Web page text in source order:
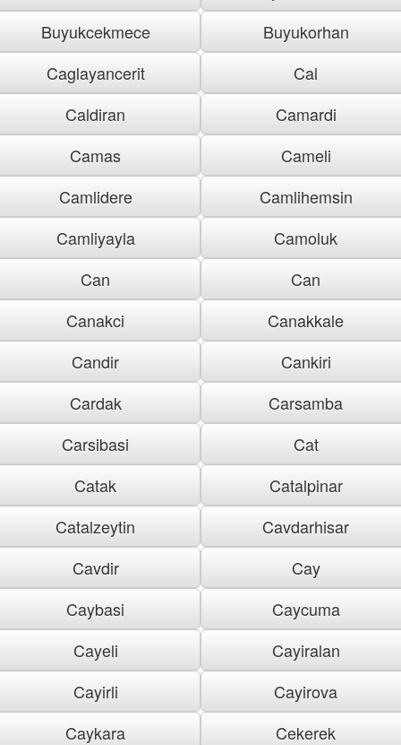
Buyukcekmece
Buyukorhan
Caglayancerit
Cal
Caldiran
Camardi
Camas
Cameli
Camlidere
Camlihemsin
Camliyayla
Camoluk
Can
Can
Canakci
Canakkale
Candir
Cankiri
Cardak
Carsamba
Carsibasi
Cat
Catak
Catalpinar
Catalzeytin
Cavdarhisar
Cavdir
Cay
Caybasi
Caycuma
Cayeli
Cayiralan
Cayirli
Cayirova
Caykara
Cekerek